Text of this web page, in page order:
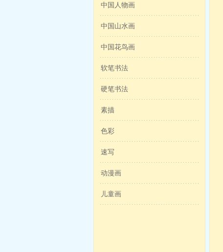
中国人物画
中国山水画
中国花鸟画
软笔书法
硬笔书法
素描
色彩
速写
动漫画
儿童画